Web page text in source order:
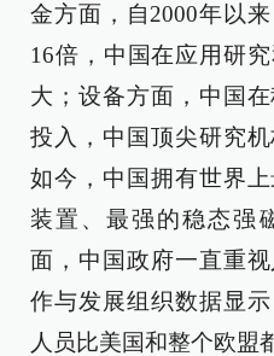
金方面，自2000年以
16倍，中国在应用研
大；设备方面，中国
投入，中国顶尖研究机
如今，中国拥有世界
装置、最强的稳态强
面，中国政府一直重
作与发展组织数据显
人员比美国和整个欧盟